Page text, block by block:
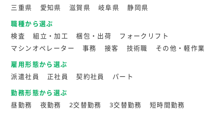
三重県
愛知県 滋賀県 岐阜県
静岡県
職種から選ぶ
検査
組立・加工 梱包・出荷
フォークリフト
マシンオペレーター
事務 接客 技術職
その他・軽作業
雇用形態から選ぶ
派遣社員
正社員 契約社員
パート
勤務形態から選ぶ
昼勤務
夜勤務 2交替勤務 3交替勤務 短時間勤務